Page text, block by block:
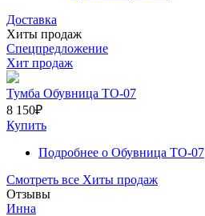
Доставка
Хиты продаж
Спецпредложение
Хит продаж
Тумба Обувница ТО-07
8 150₽
Купить
Подробнее о Обувница ТО-07
Смотреть все Хиты продаж
Отзывы
Инна